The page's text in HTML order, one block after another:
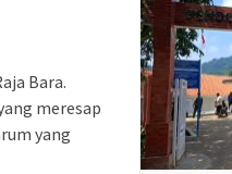
Bara.
meresap
yang